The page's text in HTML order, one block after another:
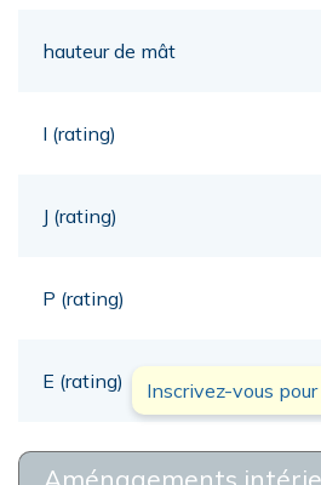
hauteur de mât
I (rating)
J (rating)
P (rating)
E (rating) Inscrivez-vous